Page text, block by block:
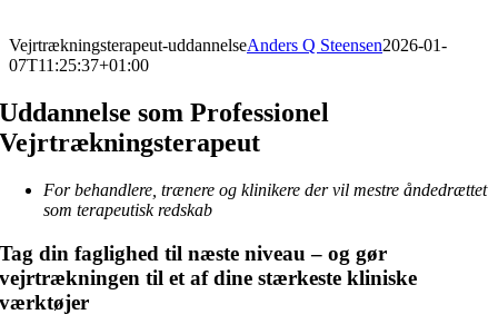
Vejrtrækningsterapeut-uddannelseAnders Q Steensen2026-01-
07T11:25:37+01:00
Uddannelse som Professionel
Vejrtrækningsterapeut
For behandlere, trænere og klinikere der vil mestre åndedrættet
som terapeutisk redskab
Tag din faglighed til næste niveau – og gør
vejrtrækningen til et af dine stærkeste kliniske
værktøjer